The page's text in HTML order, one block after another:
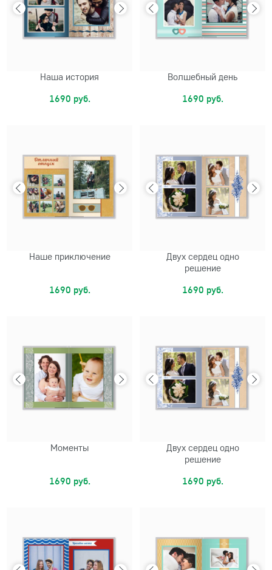
Наша история
1690 руб.
Волшебный день
1690 руб.
Наше приключение
1690 руб.
Двух сердец одно
решение
1690 руб.
Моменты
1690 руб.
Двух сердец одно
решение
1690 руб.